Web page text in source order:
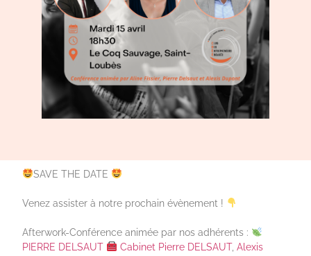
SAVE THE DATE
Venez assister à notre prochain évènement !
Afterwork-Conférence animée par nos adhérents :
PIERRE DELSAUT
Cabinet Pierre DELSAUT,Alexis